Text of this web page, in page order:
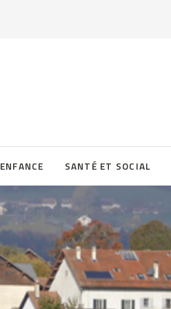
ENFANCE SANTÉ ET SOCIAL